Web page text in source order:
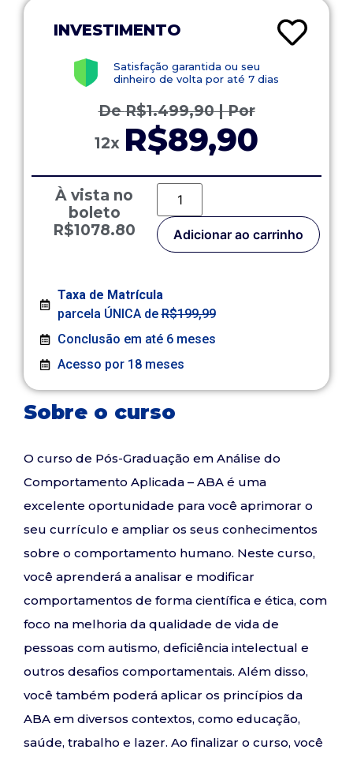
INVESTIMENTO
Satisfação garantida ou seu
dinheiro de volta por até 7 dias
DeR$1.499,90| Por
12x R$89,90
À vista no
boleto
R$1078.80
Adicionar ao carrinho
Taxa de Matrícula
parcela ÚNICA deR$199,99
Conclusão em até 6 meses
Acesso por 18 meses
Sobre o curso
O curso de Pós-Graduação em Análise do
Comportamento Aplicada – ABA é uma
excelente oportunidade para você aprimorar o
seu currículo e ampliar os seus conhecimentos
sobre o comportamento humano. Neste curso,
você aprenderá a analisar e modificar
comportamentos de forma científica e ética, com
foco na melhoria da qualidade de vida de
pessoas com autismo, deficiência intelectual e
outros desafios comportamentais. Além disso,
você também poderá aplicar os princípios da
ABA em diversos contextos, como educação,
saúde, trabalho e lazer. Ao finalizar o curso, você